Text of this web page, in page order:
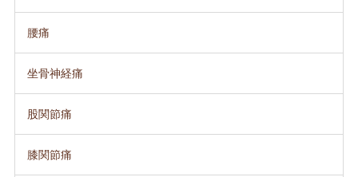
腰痛
坐骨神経痛
股関節痛
膝関節痛